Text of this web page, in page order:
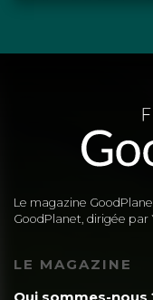
Le magazine
GoodPlanet, dirigée
LE MAGAZINE